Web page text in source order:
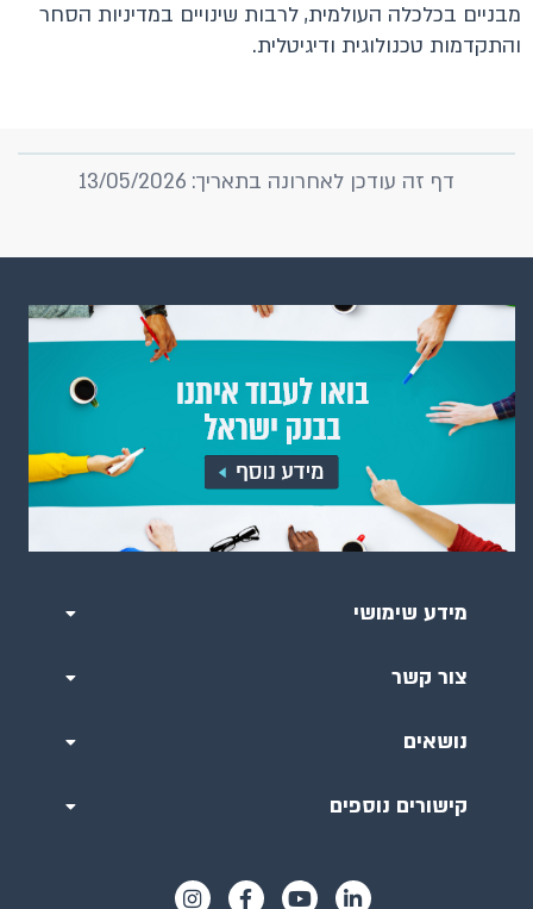
מבניים בכלכלה העולמית, לרבות שינויים במדיניות הסחר
והתקדמות טכנולוגית ודיגיטלית.
דף זה עודכן לאחרונה בתאריך: 13/05/2026
מידע שימושי
צור קשר
נושאים
קישורים נוספים